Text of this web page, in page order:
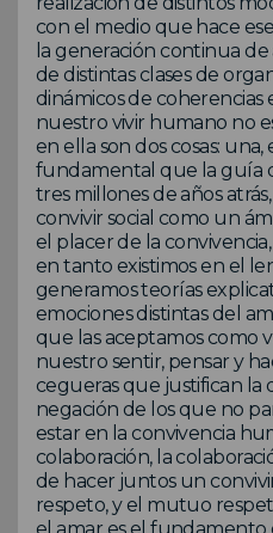
con el medio que hace
la generación continua
de distintas clases de
dinámicos de coherencias
nuestro vivir humano no
en ella son dos cosas:
fundamental que la guía
tres millones de años
convivir social como un
el placer de la
en tanto existimos en el
generamos teorías
emociones distintas del
que las aceptamos como
nuestro sentir, pensar y
cegueras que justifican la
negación de los que no
estar en la convivencia
colaboración, la
de hacer juntos un
respeto, y el mutuo